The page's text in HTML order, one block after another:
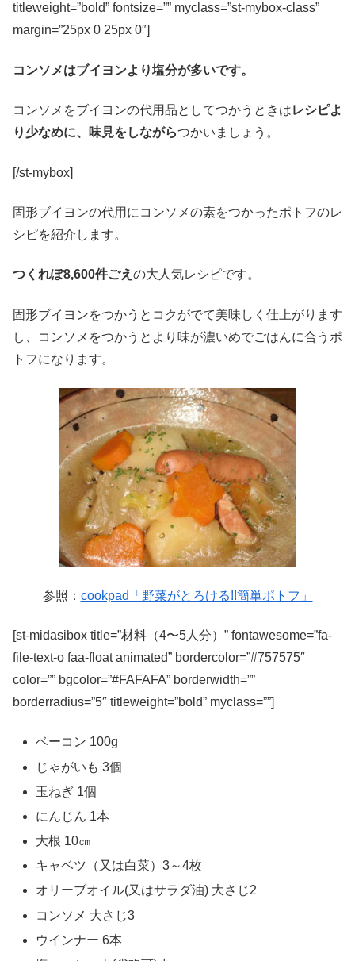
titleweight=”bold” fontsize=”” myclass=”st-mybox-class”
margin=”25px 0 25px 0″]
コンソメはブイヨンより塩分が多いです。
コンソメをブイヨンの代用品としてつかうときはレシピよ
り少なめに、味見をしながらつかいましょう。
[/st-mybox]
固形ブイヨンの代用にコンソメの素をつかったポトフのレ
シピを紹介します。
つくれぽ8,600件ごえ の大人気レシピです。
固形ブイヨンをつかうとコクがでて美味しく仕上がります
し、
コンソメをつかうとより味が濃いめでごはんに合うポ
トフになります。
参照： cookpad「野菜がとろける!!簡単ポトフ」
[st-midasibox title=”材料（4〜5人分）” fontawesome=”fa-
file-text-o faa-float animated” bordercolor=”#757575″
color=”” bgcolor=”#FAFAFA” borderwidth=””
borderradius=”5″ titleweight=”bold” myclass=””]
ベーコン 100g
じゃがいも3個
玉ねぎ 1個
にんじん 1本
大根 10㎝
キャベツ（又は白菜）3～4枚
オリーブオイル(又はサラダ油) 大さじ2
コンソメ 大さじ3
ウインナー6本